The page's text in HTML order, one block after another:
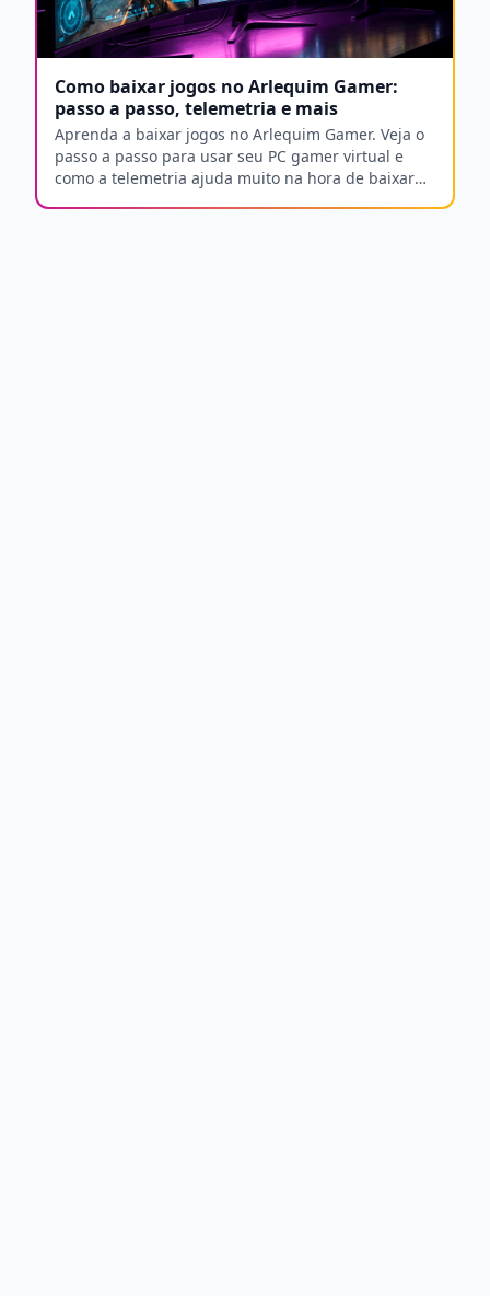
Como baixar jogos no Arlequim Gamer:
passo a passo, telemetria e mais
Aprenda a baixar jogos no Arlequim Gamer. Veja o
passo a passo para usar seu PC gamer virtual e
como a telemetria ajuda muito na hora de baixar